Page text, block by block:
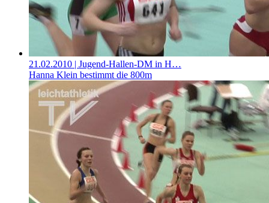
21.02.2010 | Jugend-Hallen-DM in H…
Hanna Klein bestimmt die 800m